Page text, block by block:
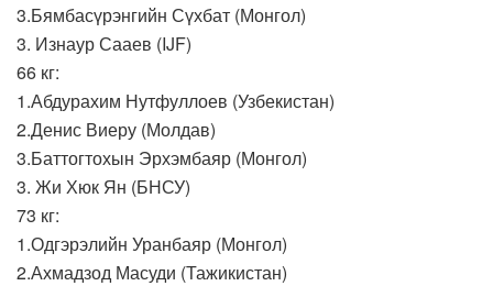
3.Бямбасүрэнгийн Сүхбат (Монгол)
3. Изнаур Сааев (IJF)
66 кг:
1.Абдурахим Нутфуллоев (Узбекистан)
2.Денис Виеру (Молдав)
3.Баттогтохын Эрхэмбаяр (Монгол)
3. Жи Хюк Ян (БНСУ)
73 кг:
1.Одгэрэлийн Уранбаяр (Монгол)
2.Ахмадзод Масуди (Тажикистан)